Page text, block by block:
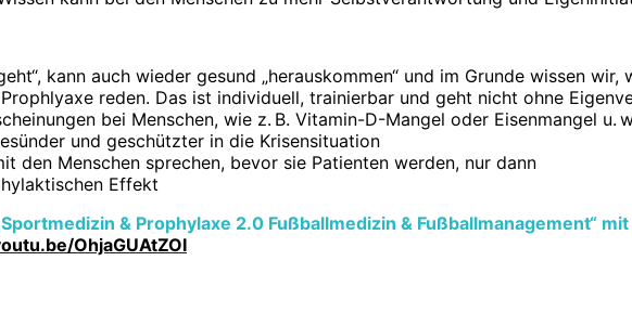
kann auch wieder gesund „herauskommen“ und im Grunde wissen
reden. Das ist individuell, trainierbar und geht nicht ohne
bei Menschen, wie z. B. Vitamin-D-Mangel oder Eisenmangel
und geschützter in die Krisensituation
den Menschen sprechen, bevor sie Patienten werden, nur dann
Effekt
& Prophylaxe 2.0 Fußballmedizin & Fußballmanagement“
OhjaGUAtZOI